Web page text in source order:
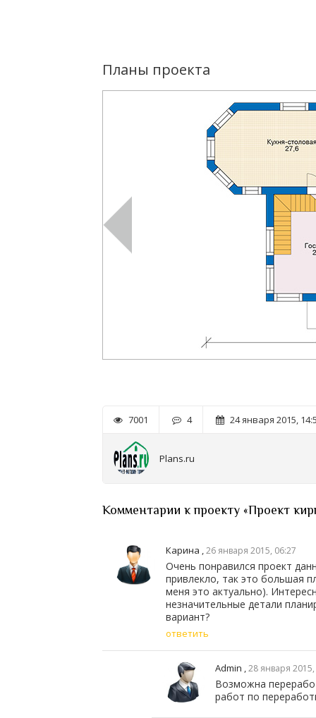
Планы проекта
7001 4 24 января 2015,
Plans.ru
Комментарии к проекту «Проект
Карина ,26 января 2015, 06:27
Очень понравился проект
привлекло, так это большая
меня это актуально).
незначительные детали
вариант?
ответить
Admin ,28 января
Возможна
работ по